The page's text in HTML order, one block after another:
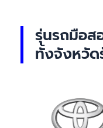
รุ่นรถมือส
ทั้งจังหวัด